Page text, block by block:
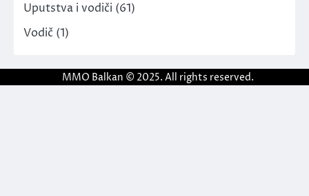
Uputstva i vodiči (61)
Vodič (1)